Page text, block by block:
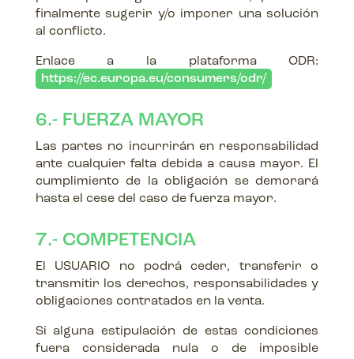
finalmente sugerir y/o imponer una solución
al conflicto.
Enlace a la plataforma ODR:
https://ec.europa.eu/consumers/odr/
6.- FUERZA MAYOR
Las partes no incurrirán en responsabilidad
ante cualquier falta debida a causa mayor. El
cumplimiento de la obligación se demorará
hasta el cese del caso de fuerza mayor.
7.- COMPETENCIA
El USUARIO no podrá ceder, transferir o
transmitir los derechos, responsabilidades y
obligaciones contratados en la venta.
Si alguna estipulación de estas condiciones
fuera considerada nula o de imposible